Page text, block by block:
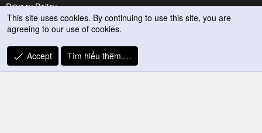
Privacy Policy
Trợ giúp
R
S
This site uses cookies. By continuing to use this site, you are
agreeing to our use of cookies.
Accept Tìm hiểu thêm.…